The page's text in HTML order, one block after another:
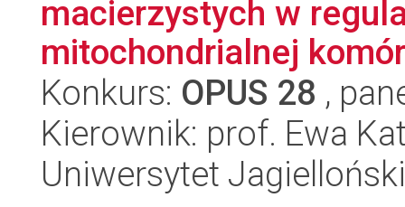
macierzystych w
mitochondrialnej
Konkurs: OPUS 28 ,
Kierownik: prof. Ewa
Uniwersytet Jagielloński